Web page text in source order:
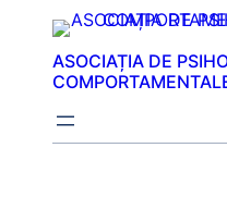
conținut
ASOCIAȚIA DE